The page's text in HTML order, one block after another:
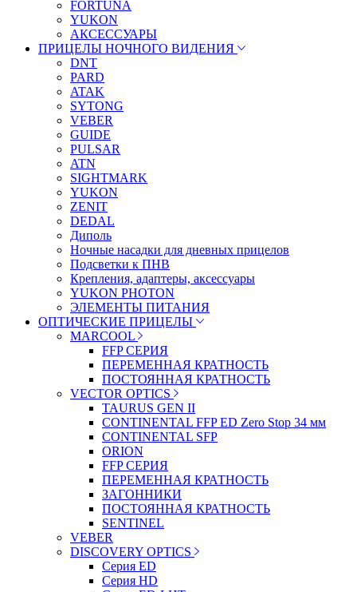
FORTUNA
YUKON
АКСЕССУАРЫ
ПРИЦЕЛЫ НОЧНОГО ВИДЕНИЯ
DNT
PARD
ATAK
SYTONG
VEBER
GUIDE
PULSAR
ATN
SIGHTMARK
YUKON
ZENIT
DEDAL
Диполь
Ночные насадки для дневных прицелов
Подсветки к ПНВ
Крепления, адаптеры, аксессуары
YUKON PHOTON
ЭЛЕМЕНТЫ ПИТАНИЯ
ОПТИЧЕСКИЕ ПРИЦЕЛЫ
MARCOOL
FFP СЕРИЯ
ПЕРЕМЕННАЯ КРАТНОСТЬ
ПОСТОЯННАЯ КРАТНОСТЬ
VECTOR OPTICS
TAURUS GEN II
CONTINENTAL FFP ED Zero Stop 34 мм
CONTINENTAL SFP
ORION
FFP СЕРИЯ
ПЕРЕМЕННАЯ КРАТНОСТЬ
ЗАГОННИКИ
ПОСТОЯННАЯ КРАТНОСТЬ
SENTINEL
VEBER
DISCOVERY OPTICS
Серия ED
Серия HD